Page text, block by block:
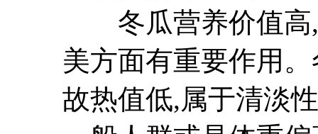
冬瓜营养价值
美方面有重要作用。
故热值低,属于清淡